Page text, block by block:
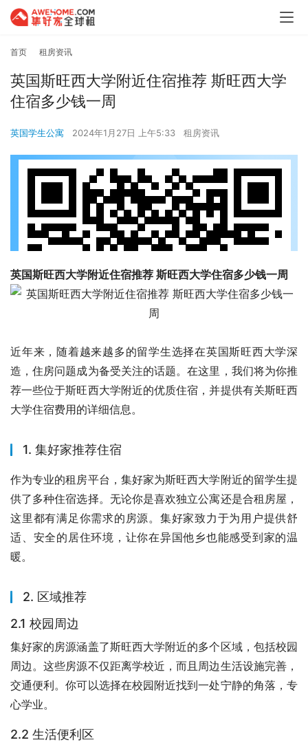
首页 租房资讯
英国斯旺西大学附近住宿推荐 斯旺西大学
住宿多少钱一周
英国学生公寓 2024年1月27日 上午5:33 租房资讯
英国斯旺西大学附近住宿推荐 斯旺西大学住宿多少钱一周
近年来，随着越来越多的留学生选择在英国斯旺西大学深
造，住房问题成为备受关注的话题。在这里，我们将为你推
荐一些位于斯旺西大学附近的优质住宿，并提供有关斯旺西
大学住宿费用的详细信息。
1. 集好家推荐住宿
作为专业的租房平台，集好家为斯旺西大学附近的留学生提
供了多种住宿选择。无论你是喜欢独立公寓还是合租房屋，
这里都有满足你需求的房源。集好家致力于为用户提供舒
适、安全的居住环境，让你在异国他乡也能感受到家的温
暖。
2. 区域推荐
2.1 校园周边
集好家的房源涵盖了斯旺西大学附近的多个区域，包括校园
周边。这些房源不仅距离学校近，而且周边生活设施完善，
交通便利。你可以选择在校园附近找到一处宁静的角落，专
心学业。
2.2 生活便利区